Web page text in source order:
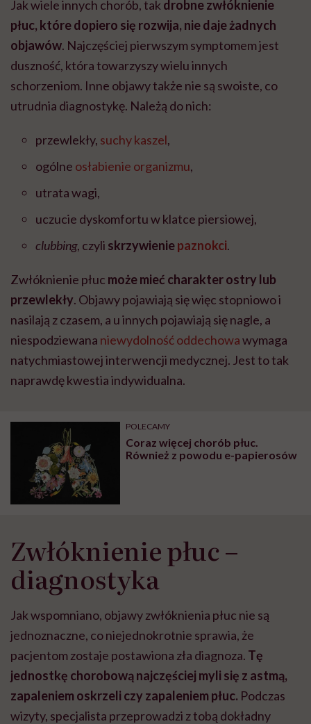
Jak wiele innych chorób, tak drobne zwłóknienie
płuc, które dopiero się rozwija, nie daje żadnych
objawów. Najczęściej pierwszym symptomem jest
duszność, która towarzyszy wielu innych
schorzeniom. Inne objawy także nie są swoiste, co
utrudnia diagnostykę. Należą do nich:
przewlekły, suchy kaszel,
ogólne osłabienie organizmu,
utrata wagi,
uczucie dyskomfortu w klatce piersiowej,
clubbing, czyli skrzywieniepaznokci.
Zwłóknienie płuc może mieć charakter ostry lub
przewlekły. Objawy pojawiają się więc stopniowo i
nasilają z czasem, a u innych pojawiają się nagle, a
niespodziewana niewydolność oddechowawymaga
natychmiastowej interwencji medycznej. Jest to tak
naprawdę kwestia indywidualna.
POLECAMY
Coraz więcej chorób płuc.
Również z powodu e-papierosów
Zwłóknienie płuc –
diagnostyka
Jak wspomniano, objawy zwłóknienia płuc nie są
jednoznaczne, co niejednokrotnie sprawia, że
pacjentom zostaje postawiona zła diagnoza. Tę
jednostkę chorobową najczęściej myli się z astmą,
zapaleniem oskrzeli czy zapaleniem płuc. Podczas
wizyty, specjalista przeprowadzi z tobą dokładny